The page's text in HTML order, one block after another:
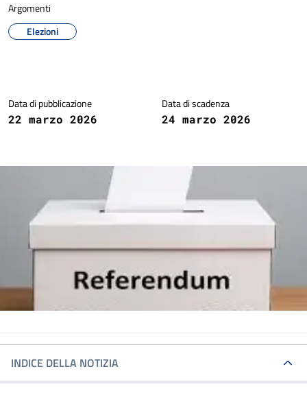
Argomenti
Elezioni
Data di pubblicazione
22 marzo 2026
Data di scadenza
24 marzo 2026
INDICE DELLA NOTIZIA